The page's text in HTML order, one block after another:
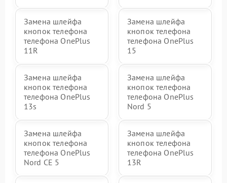
Замена шлейфа
кнопок телефона
телефона OnePlus
11R
Замена шлейфа
кнопок телефона
телефона OnePlus
15
Замена шлейфа
кнопок телефона
телефона OnePlus
13s
Замена шлейфа
кнопок телефона
телефона OnePlus
Nord 5
Замена шлейфа
кнопок телефона
телефона OnePlus
Nord CE 5
Замена шлейфа
кнопок телефона
телефона OnePlus
13R